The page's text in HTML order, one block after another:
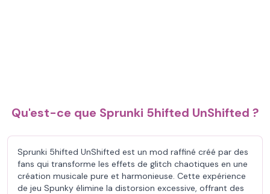
Qu'est-ce que Sprunki 5hifted UnShifted ?
Sprunki 5hifted UnShifted est un mod raffiné créé par des
fans qui transforme les effets de glitch chaotiques en une
création musicale pure et harmonieuse. Cette expérience
de jeu Spunky élimine la distorsion excessive, offrant des